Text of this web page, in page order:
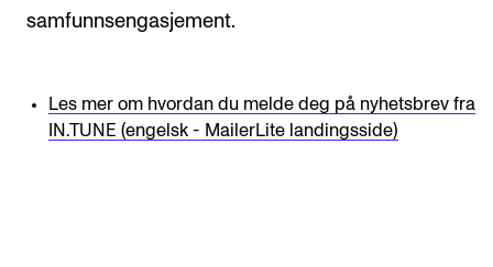
samfunnsengasjement.
Les mer om hvordan du melde deg på nyhetsbrev fra
IN.TUNE (engelsk - MailerLite landingsside)